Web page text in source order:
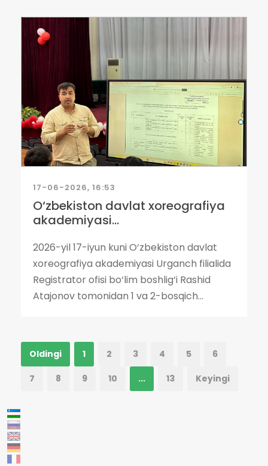
17-06-2026, 16:53
O‘zbekiston davlat xoreografiya
akademiyasi...
2026-yil 17-iyun kuni O‘zbekiston davlat
xoreografiya akademiyasi Urganch filialida
Registrator ofisi bo‘lim boshlig‘i Rashid
Atajonov tomonidan 1 va 2-bosqich...
Oldingi 1 2 3 4 5 6
7 8 9 10 ... 13 Keyingi